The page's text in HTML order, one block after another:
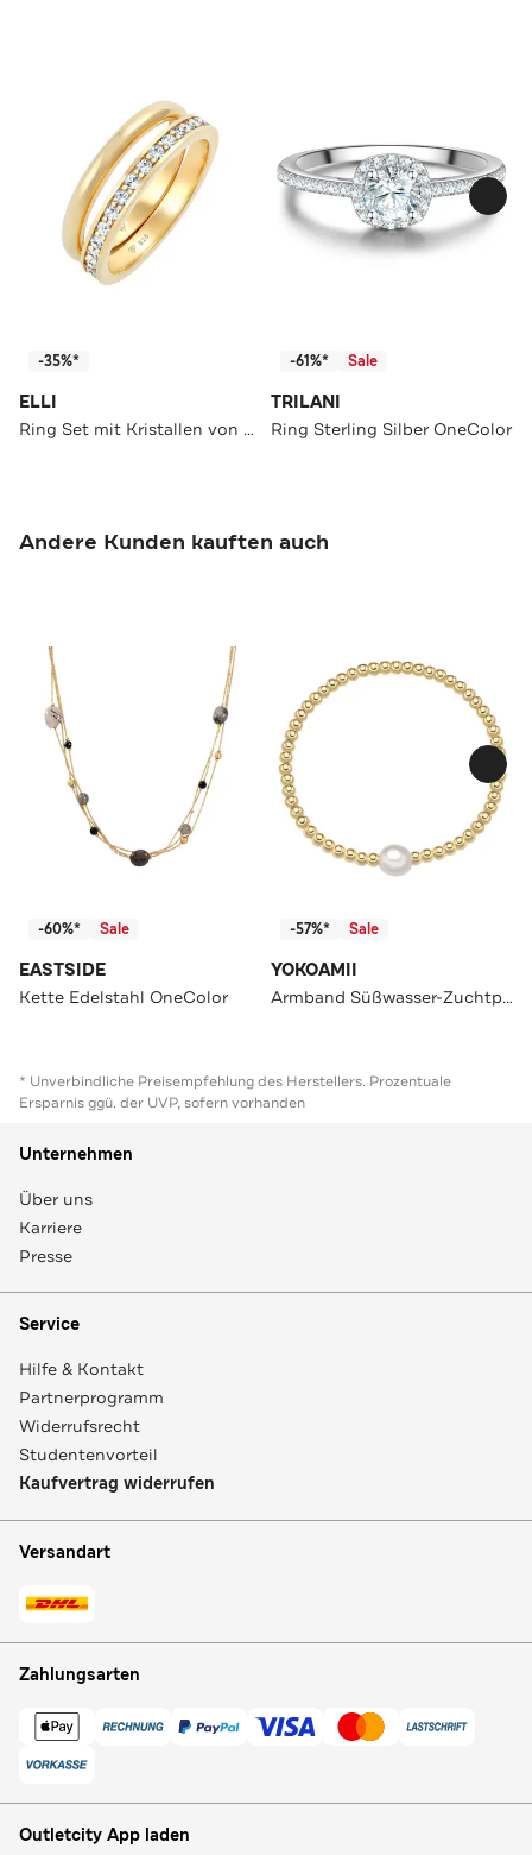
-35%*
ELLI
Ring Set mit Kristallen von Swarovski®925 Sterling Silber Gold
-61%* Sale
TRILANI
Ring Sterling Silber OneColor
Andere Kunden kauften auch
-60%* Sale
EASTSIDE
Kette Edelstahl OneColor
-57%* Sale
YOKOAMII
Armband Süßwasser-Zuchtperle OneColor
* Unverbindliche Preisempfehlung des Herstellers. Prozentuale
Ersparnis ggü. der UVP, sofern vorhanden
Unternehmen
Über uns
Karriere
Presse
Service
Hilfe & Kontakt
Partnerprogramm
Widerrufsrecht
Studentenvorteil
Kaufvertrag widerrufen
Versandart
Zahlungsarten
Outletcity App laden